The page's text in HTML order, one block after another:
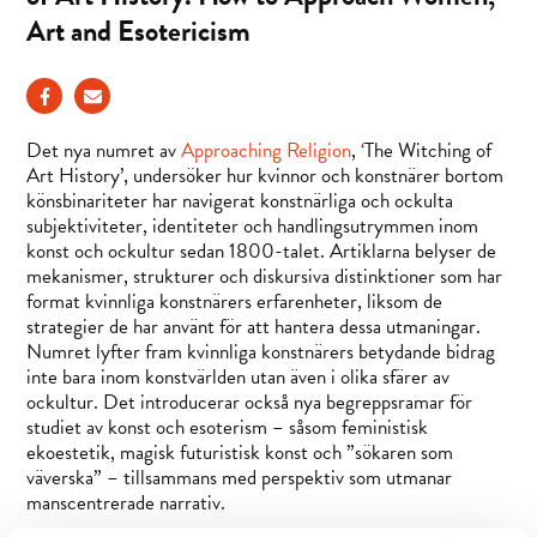
Art and Esotericism
Det nya numret avApproaching Religion, ‘The Witching of
Art History’, undersöker hur kvinnor och konstnärer bortom
könsbinariteter har navigerat konstnärliga och ockulta
subjektiviteter, identiteter och handlingsutrymmen inom
konst och ockultur sedan 1800-talet. Artiklarna belyser de
mekanismer, strukturer och diskursiva distinktioner som har
format kvinnliga konstnärers erfarenheter, liksom de
strategier de har använt för att hantera dessa utmaningar.
Numret lyfter fram kvinnliga konstnärers betydande bidrag
inte bara inom konstvärlden utan även i olika sfärer av
ockultur. Det introducerar också nya begreppsramar för
studiet av konst och esoterism – såsom feministisk
ekoestetik, magisk futuristisk konst och ”sökaren som
väverska” – tillsammans med perspektiv som utmanar
manscentrerade narrativ.